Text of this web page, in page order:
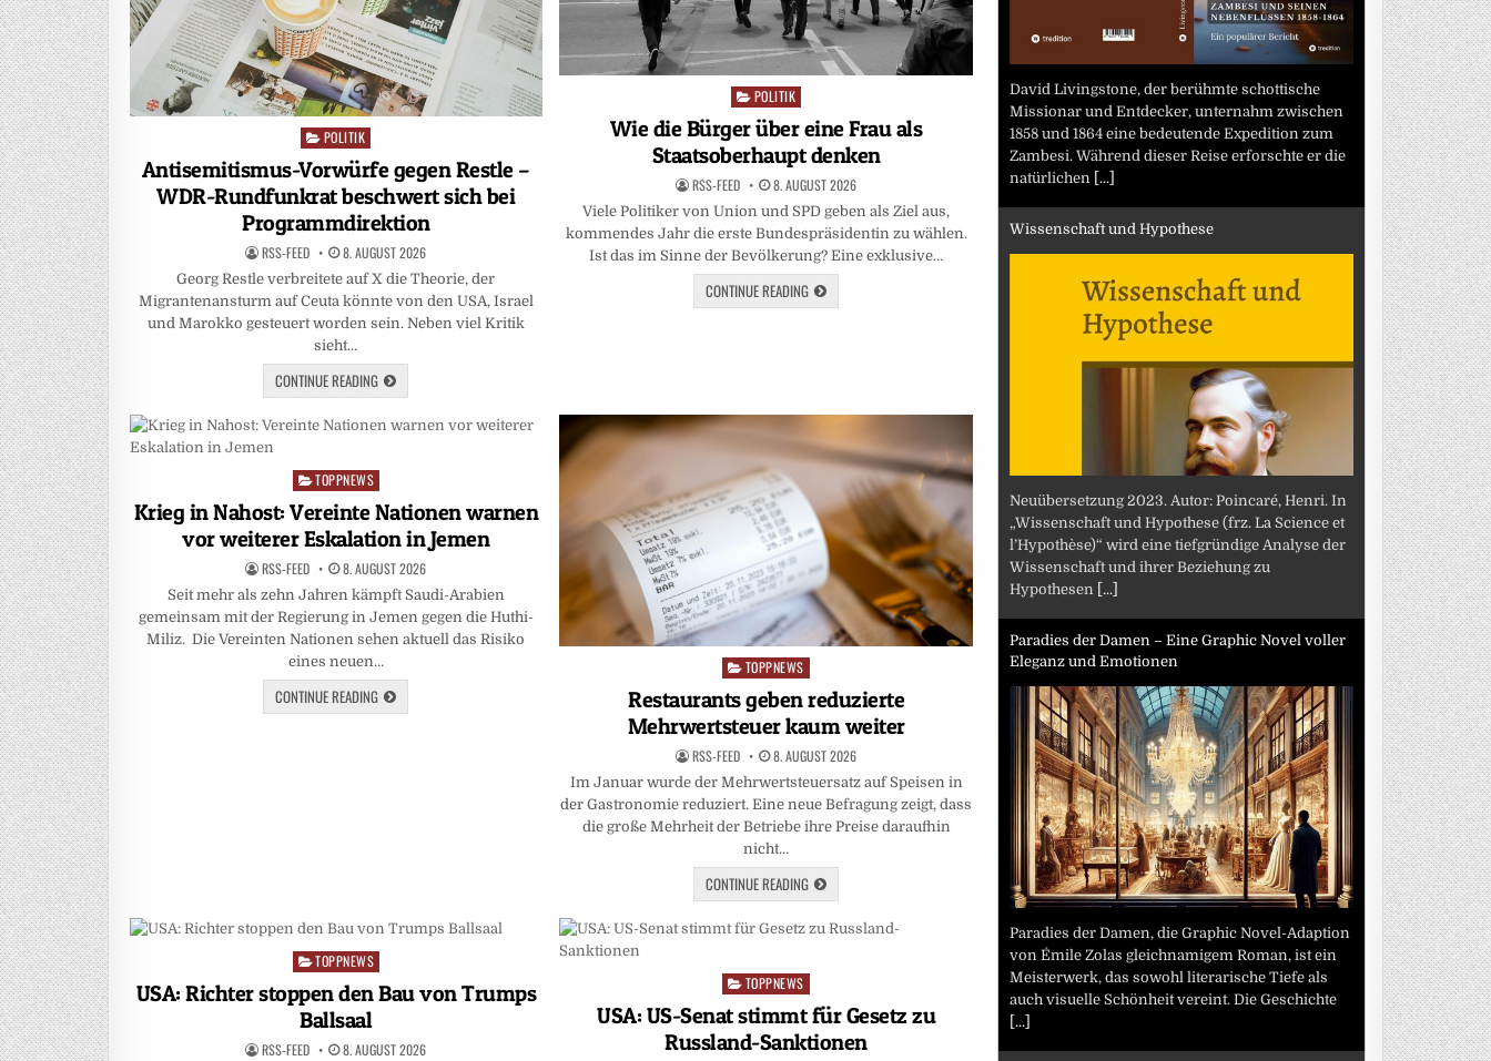
Posted
in
POLITIK
Antisemitismus-Vorwürfe gegen Restle –
WDR-Rundfunkrat beschwert sich bei
Programmdirektion
RSS-FEED 8. AUGUST 2026
Georg Restle verbreitete auf X die Theorie, der
Migrantenansturm auf Ceuta könnte von den USA, Israel
und Marokko gesteuert worden sein. Neben viel Kritik
sieht…
CONTINUE READING
Posted
POLITIK
Wie die Bürger über eine Frau als
Staatsoberhaupt denken
RSS-FEED 8. AUGUST 2026
Viele Politiker von Union und SPD geben als Ziel aus,
kommendes Jahr die erste Bundespräsidentin zu wählen.
Ist das im Sinne der Bevölkerung? Eine exklusive…
CONTINUE READING
Posted
in
TOPPNEWS
Krieg in Nahost: Vereinte Nationen warnen
vor weiterer Eskalation in Jemen
RSS-FEED 8. AUGUST 2026
Seit mehr als zehn Jahren kämpft Saudi-Arabien
gemeinsam mit der Regierung in Jemen gegen die Huthi-
Miliz. Die Vereinten Nationen sehen aktuell das Risiko
eines neuen…
CONTINUE READING
Posted
in
TOPPNEWS
Restaurants geben reduzierte
Mehrwertsteuer kaum weiter
RSS-FEED 8. AUGUST 2026
Im Januar wurde der Mehrwertsteuersatz auf Speisen in
der Gastronomie reduziert. Eine neue Befragung zeigt, dass
die große Mehrheit der Betriebe ihre Preise daraufhin
nicht…
CONTINUE READING
Posted
TOPPNEWS
USA: Richter stoppen den Bau von Trumps
Ballsaal
RSS-FEED 8. AUGUST 2026
Posted
in
TOPPNEWS
USA: US-Senat stimmt für Gesetz zu
Russland-Sanktionen
David Livingstone, der berühmte schottische
Missionar und Entdecker, unternahm zwischen
1858 und 1864 eine bedeutende Expedition zum
Zambesi. Während dieser Reise erforschte er die
natürlichen [...]
Wissenschaft und Hypothese
Neuübersetzung 2023. Autor: Poincaré, Henri. In
„Wissenschaft und Hypothese (frz. La Science et
l’Hypothèse)“ wird eine tiefgründige Analyse der
Wissenschaft und ihrer Beziehung zu
Hypothesen [...]
Paradies der Damen – Eine Graphic Novel voller
Eleganz und Emotionen
Paradies der Damen, die Graphic Novel-Adaption
von Émile Zolas gleichnamigem Roman, ist ein
Meisterwerk, das sowohl literarische Tiefe als
auch visuelle Schönheit vereint. Die Geschichte
[...]